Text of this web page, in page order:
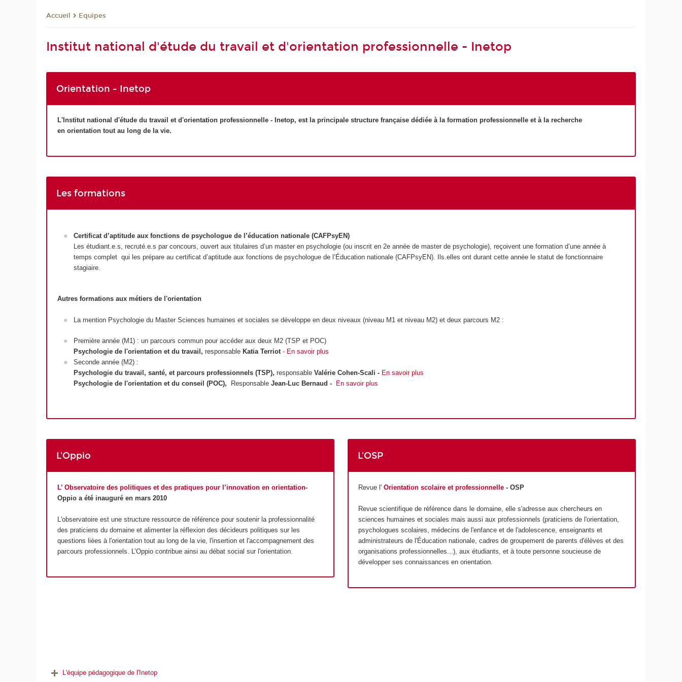
Accueil Equipes
Institut national d'étude du travail et d'orientation professionnelle - Inetop
Orientation - Inetop
L'Institut national d'étude du travail et d'orientation professionnelle - Inetop, est la principale structure française dédiée à la formation professionnelle et à la recherche
en orientation tout au long de la vie.
Les formations
Certificat d’aptitude aux fonctions de psychologue de l’éducation nationale (CAFPsyEN)
Les étudiant.e.s, recruté.e.s par concours, ouvert aux titulaires d’un master en psychologie (ou inscrit en 2e année de master de psychologie), reçoivent une formation d’une année à
temps complet qui les prépare au certificat d’aptitude aux fonctions de psychologue de l’Éducation nationale (CAFPsyEN). Ils.elles ont durant cette année le statut de fonctionnaire
stagiaire.
Autres formations aux métiers de l'orientation
La mention Psychologie du Master Sciences humaines et sociales se développe en deux niveaux (niveau M1 et niveau M2) et deux parcours M2 :
Première année (M1) : un parcours commun pour accéder aux deux M2 (TSP et POC)
Psychologie de l'orientation et du travail,responsableKatia Terriot - En savoir plus
Seconde année (M2) :
Psychologie du travail, santé, et parcours professionnels (TSP),responsable Valérie Cohen-Scali - En savoir plus
Psychologie de l'orientation et du conseil (POC), Responsable Jean-Luc Bernaud - En savoir plus
L'Oppio
L’ Observatoire des politiques et des pratiques pour l’innovation en orientation-
Oppio a été inauguré en mars 2010
L'observatoire est une structure ressource de référence pour soutenir la professionnalité
des praticiens du domaine et alimenter la réflexion des décideurs politiques sur les
questions liées à l'orientation tout au long de la vie, l'insertion et l'accompagnement des
parcours professionnels. L’Oppio contribue ainsi au débat social sur l'orientation.
L'OSP
Revue l'Orientation scolaire et professionnelle - OSP
Revue scientifique de référence dans le domaine, elle s'adresse aux chercheurs en
sciences humaines et sociales mais aussi aux professionnels (praticiens de l'orientation,
psychologues scolaires, médecins de l'enfance et de l'adolescence, enseignants et
administrateurs de l'Éducation nationale, cadres de groupement de parents d'élèves et des
organisations professionnelles...), aux étudiants, et à toute personne soucieuse de
développer ses connaissances en orientation.
L'équipe pédagogique de l'Inetop